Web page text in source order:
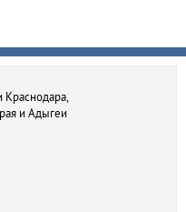
и Адыгеи